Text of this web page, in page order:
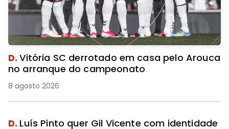
D.Vitória SC derrotado em casa pelo Arouca
no arranque do campeonato
8 agosto 2026
D. Luís Pinto quer Gil Vicente com identidade